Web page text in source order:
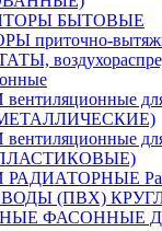
БЫТОВЫЕ
приточно-
(ПВХ)
ФАСОННЫЕ